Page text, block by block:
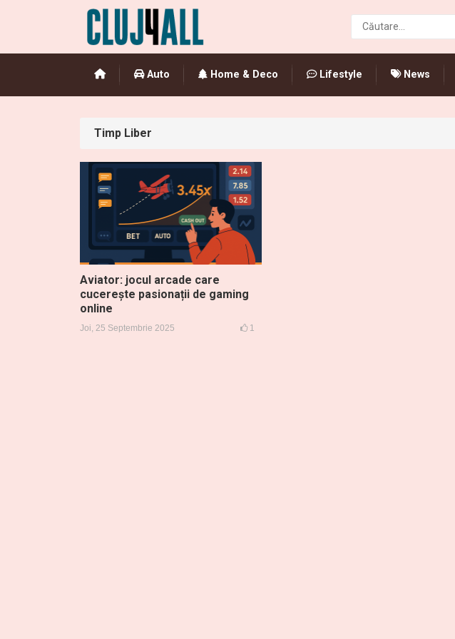
Auto Home & Deco Lifestyle News
Timp Liber
Aviator: jocul arcade care
cucerește pasionații de gaming
online
Joi, 25 Septembrie 2025 1